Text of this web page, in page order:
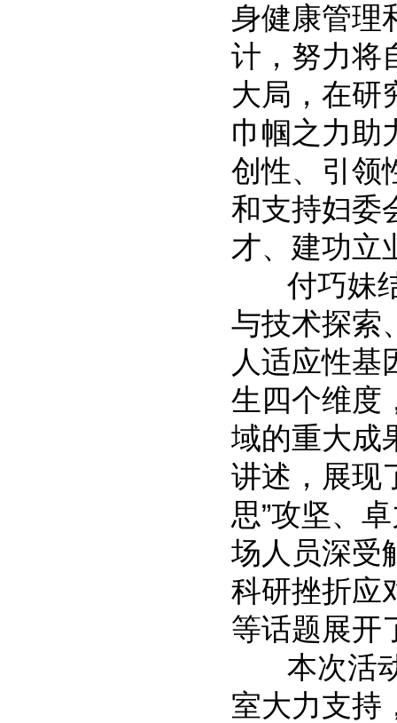
身健康管理
计，努力将
大局，在研
巾帼之力助
创性、引领
和支持妇委
才、建功立
付巧妹结
与技术探索
人适应性基
生四个维度
域的重大成
讲述，展现
思”攻坚、
场人员深受
科研挫折应
等话题展开
本次活动
室大力支持